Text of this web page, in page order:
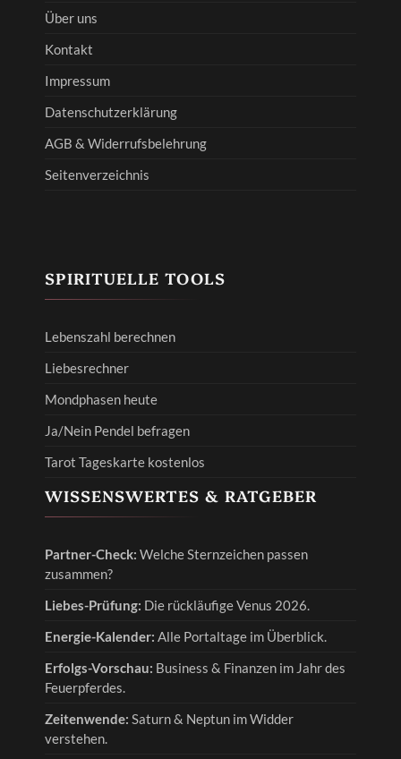
Über uns
Kontakt
Impressum
Datenschutzerklärung
AGB & Widerrufsbelehrung
Seitenverzeichnis
SPIRITUELLE TOOLS
Lebenszahl berechnen
Liebesrechner
Mondphasen heute
Ja/Nein Pendel befragen
Tarot Tageskarte kostenlos
WISSENSWERTES & RATGEBER
Partner-Check: Welche Sternzeichen passen
zusammen?
Liebes-Prüfung: Die rückläufige Venus 2026.
Energie-Kalender: Alle Portaltage im Überblick.
Erfolgs-Vorschau: Business & Finanzen im Jahr des
Feuerpferdes.
Zeitenwende: Saturn & Neptun im Widder
verstehen.